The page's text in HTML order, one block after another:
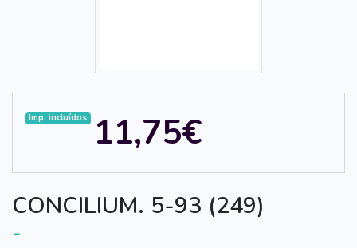
CONCILIUM. 5-93 (249)
-
Imp. incluídos 11,75€